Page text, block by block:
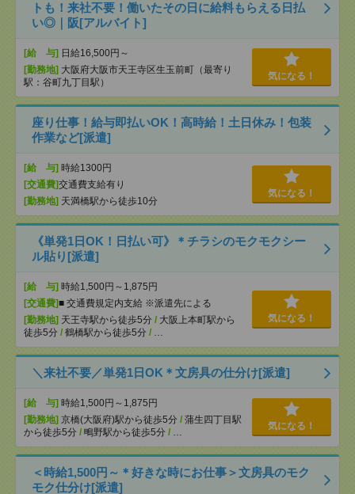
トも！来社不要！働いたその日に給料もらえる日払
い◎｜阪[アルバイト]
[給 与] 日給16,500円～
[勤務地] 大阪府大阪市天王寺区生玉前町（最寄り
駅：谷町九丁目駅）
気になる！
座り仕事！給与即払いOK！高時給！土日休み！包装
作業など[派遣]
[給 与] 時給1300円
[交通費]交通費支給有り
[勤務地] 天満橋駅から徒歩10分
気になる！
《単発1日OK！日払い可》＊チラシのモクモクシー
ル貼り[派遣]
[給 与] 時給1,500円～1,875円
[交通費]■ 交通費規定内支給 ※派遣先による
[勤務地] 天王寺駅から徒歩5分 / 大阪上本町駅から
徒歩5分 / 鶴橋駅から徒歩5分 / …
気になる！
＼来社不要／単発1日OK＊文房具の仕分け[派遣]
[給 与] 時給1,500円～1,875円
[勤務地] 京橋(大阪府)駅から徒歩5分 / 蒲生四丁目駅
から徒歩5分 / 鴫野駅から徒歩5分 / …
気になる！
＜時給1,500円～＊好きな時にお仕事＞文房具のモク
モク仕分け[派遣]